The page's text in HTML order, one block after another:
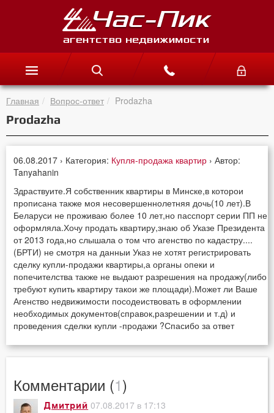
Главная Вопрос-ответ Prodazha
Prodazha
06.08.2017 › Категория: Купля-продажа квартир › Автор:
Tanyahanin
Здраствуите.Я собственник квартиры в Минске,в которои
прописана также моя несовершеннолетняя дочь(10 лет).В
Беларуси не проживаю более 10 лет,но пасспорт серии ПП не
оформляла.Хочу продать квартиру,знаю об Указе Президента
от 2013 года,но слышала о том что агенство по кадастру....
(БРТИ) не смотря на данныи Указ не хотят регистрировать
сделку купли-продажи квартиры,а органы опеки и
попечителства также не выдают разрешения на продажу(либо
требуют купить квартиру такои же площади).Может ли Ваше
Агенство недвижимости посодеиствовать в оформлении
необходимых документов(справок,разрешении и т.д) и
проведения сделки купли -продажи ?Спасибо за ответ
Комментарии (1)
Дмитрий 07.08.2017 в 17:13